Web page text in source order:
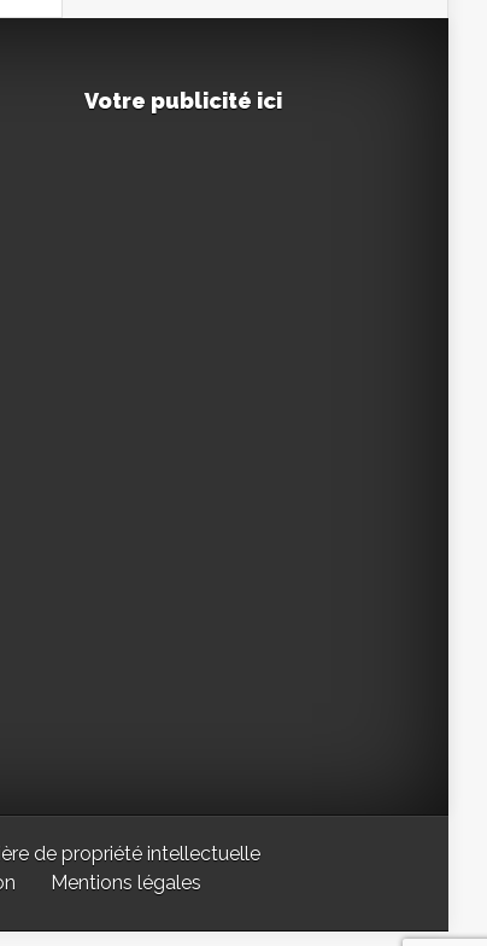
Votre publicité ici
de propriété intellectuelle
Mentions légales